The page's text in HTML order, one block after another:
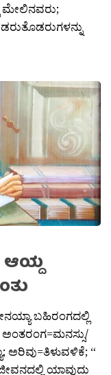
ಮೇಲಿನವರು;
ಆಯ್ದ
ಬಹಿರಂಗದಲ್ಲಿ
ಅಂತರಂಗ=ಮನಸ್ಸು/
ಅರಿವು=ತಿಳುವಳಿಕೆ; “
ಯಾವುದು